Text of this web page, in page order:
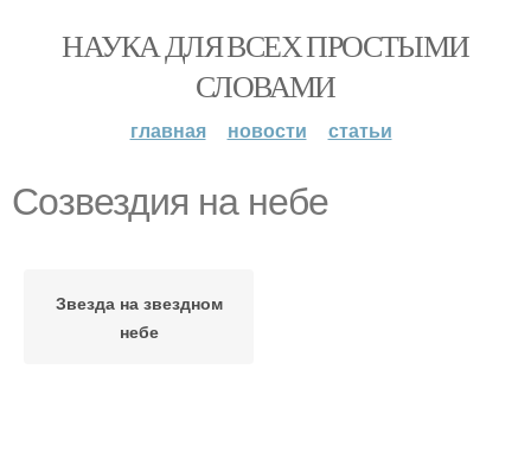
НАУКА ДЛЯ ВСЕХ ПРОСТЫМИ
СЛОВАМИ
главная новости статьи
Созвездия на небе
Звезда на звездном
небе